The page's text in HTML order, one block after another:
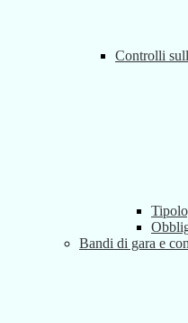
Controlli
Bandi di gara e